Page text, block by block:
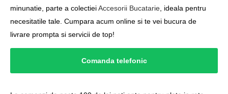
minunatie, parte a colectieiAccesorii Bucatarie , ideala pentru
necesitatile tale. Cumpara acum online si te vei bucura de
livrare prompta si servicii de top!
Comanda telefonic